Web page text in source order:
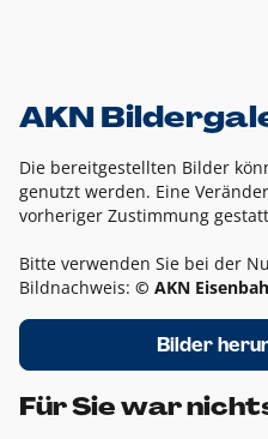
AKN
Die bereitgestellten Bilder
genutzt werden. Eine
vorheriger Zustimmung
Bitte verwenden Sie bei der
Bildnachweis: © AKN
Bilder
Für Sie war